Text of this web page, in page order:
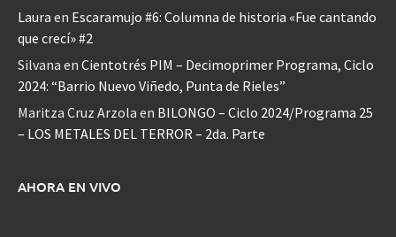
Laura en Escaramujo #6: Columna de historia «Fue cantando
que crecí» #2
Silvana en Cientotrés PIM – Decimoprimer Programa, Ciclo
2024: “Barrio Nuevo Viñedo, Punta de Rieles”
Maritza Cruz Arzola en BILONGO – Ciclo 2024/Programa 25
– LOS METALES DEL TERROR – 2da. Parte
AHORA EN VIVO